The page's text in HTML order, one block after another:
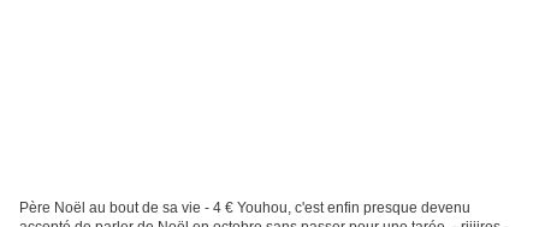
Père Noël au bout de sa vie - 4 € Youhou, c'est enfin presque devenu